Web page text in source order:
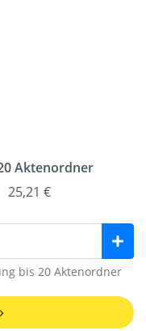
Aktenordner
25,21 €
bis 20 Aktenordner